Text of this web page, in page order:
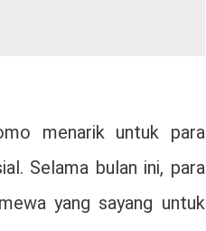
menarik untuk para
Selama bulan ini, para
yang sayang untuk